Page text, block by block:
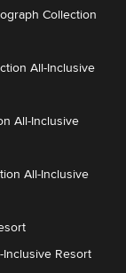
Collection
All-Inclusive
All-Inclusive
All-Inclusive
Inclusive Resort